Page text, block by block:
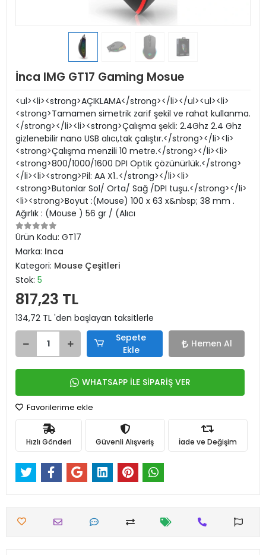
İnca IMG GT17 Gaming Mosue
<ul><li><strong>AÇIKLAMA</strong></li></ul><ul><li>
<strong>Tamamen simetrik zarif şekil ve rahat kullanma.
</strong></li><li><strong>Çalışma şekli: 2.4Ghz 2.4 Ghz
gizlenebilir nano USB alıcı,tak çalıştır.</strong></li><li>
<strong>Çalışma menzili 10 metre.</strong></li><li>
<strong>800/1000/1600 DPI Optik çözünürlük.</strong>
</li><li><strong>Pil: AA X1..</strong></li><li>
<strong>Butonlar Sol/ Orta/ Sağ /DPI tuşu.</strong></li>
<li><strong>Boyut :(Mouse) 100 x 63 x&nbsp; 38 mm .
Ağırlık : (Mouse ) 56 gr / (Alıcı
Ürün Kodu: GT17
Marka: Inca
Kategori: Mouse Çeşitleri
Stok: 5
817,23 TL
134,72 TL 'den başlayan taksitlerle
Sepete
Ekle
Hemen Al
WHATSAPP İLE SİPARİŞ VER
Favorilerime ekle
Hızlı Gönderi Güvenli Alışveriş İade ve Değişim